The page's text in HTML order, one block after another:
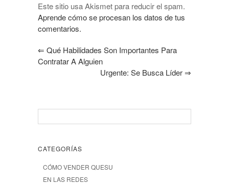
Este sitio usa Akismet para reducir el spam.
Aprende cómo se procesan los datos de tus
comentarios.
⇐ Qué Habilidades Son Importantes Para
Contratar A Alguien
Urgente: Se Busca Líder⇒
CATEGORÍAS
CÓMO VENDER QUESU
EN LAS REDES